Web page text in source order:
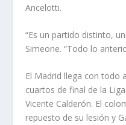
Ancelotti.
“Es un partido distinto,
Simeone. “Todo lo
El Madrid llega con todo
cuartos de final de la
Vicente Calderón. El
repuesto de su lesión y